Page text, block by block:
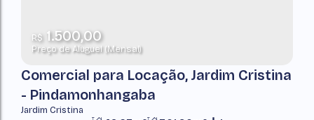
R$1.500,00
Preço de Aluguel (Mensal)
Comercial para Locação, Jardim Cristina
- Pindamonhangaba
Jardim Cristina